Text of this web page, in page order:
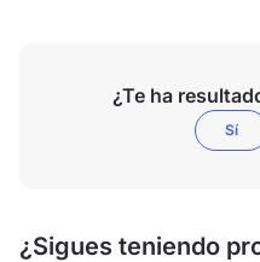
¿Te ha
Sí
¿Sigues teniendo